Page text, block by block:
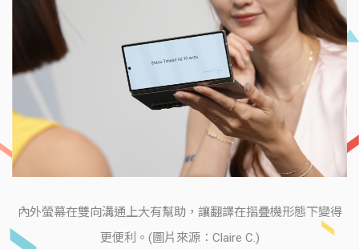
內外螢幕在雙向溝通上大有幫助，讓翻譯在摺疊機形態下變得
更便利。(圖片來源：Claire C.)